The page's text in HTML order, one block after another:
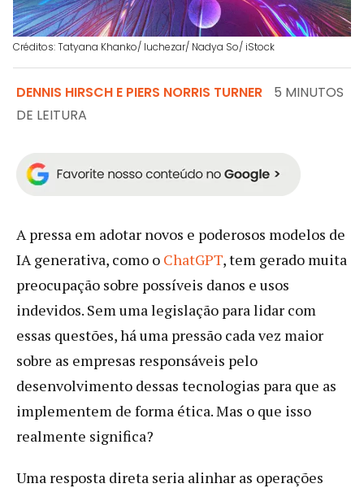
Créditos: Tatyana Khanko/ luchezar/ Nadya So/ iStock
DENNIS HIRSCH E PIERS NORRIS TURNER
5 MINUTOS
DE LEITURA
A pressa em adotar novos e poderosos modelos de
IA generativa, como o ChatGPT, tem gerado muita
preocupação sobre possíveis danos e usos
indevidos. Sem uma legislação para lidar com
essas questões, há uma pressão cada vez maior
sobre as empresas responsáveis pelo
desenvolvimento dessas tecnologias para que as
implementem de forma ética. Mas o que isso
realmente significa?
Uma resposta direta seria alinhar as operações